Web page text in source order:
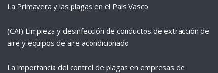
La Primavera y las plagas en el País Vasco
(CAI) Limpieza y desinfección de conductos de extracción de
aire y equipos de aire acondicionado
La importancia del control de plagas en empresas de